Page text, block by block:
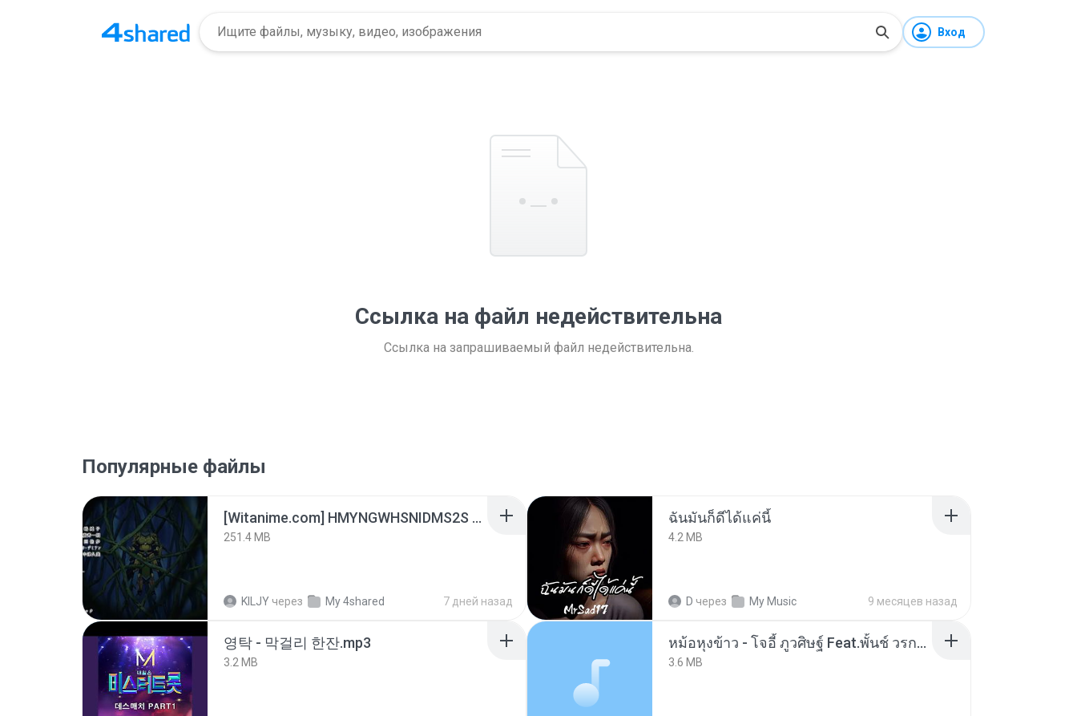
Вход
Ссылка на файл недействительна
Ссылка на запрашиваемый файл недействительна.
Популярные файлы
[Witanime.com] HMYNGWHSNIDMS2S EP 05 HD.mp4
251.4 MB
KILJY через My 4shared 7 дней назад
ฉันมันก็ดีได้แค่นี้
4.2 MB
D через My Music 9 месяцев назад
영탁 - 막걸리 한잔.mp3
3.2 MB
หม้อหุงข้าว - โจอี้ ภูวศิษฐ์ Feat.พั้นช์ วรกาญจน์-315237.mp3
3.6 MB